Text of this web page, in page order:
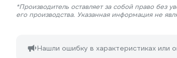
*Производитель оставляет за собой право без
его производства. Указанная информация не
Нашли ошибку в характеристиках или